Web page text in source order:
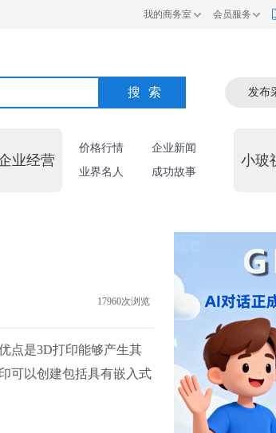
我的商务室 会员服务
搜索 发布
业经营
价格行情
企业新闻
业界名人
成功故事
小玻
17960次浏览
点是3D打印能够产生其
可以创建包括具有嵌入式